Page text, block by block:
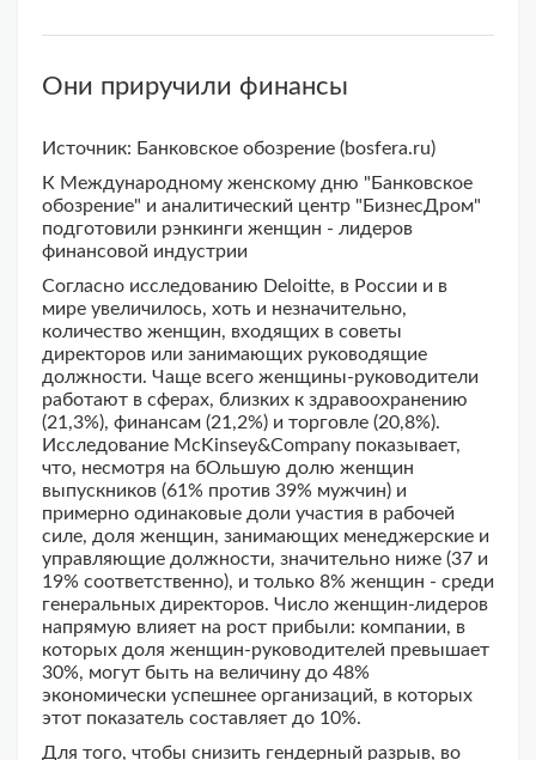
Они приручили финансы
Источник: Банковское обозрение (bosfera.ru)
К Международному женскому дню "Банковское
обозрение" и аналитический центр "БизнесДром"
подготовили рэнкинги женщин - лидеров
финансовой индустрии
Согласно исследованию Deloitte, в России и в
мире увеличилось, хоть и незначительно,
количество женщин, входящих в советы
директоров или занимающих руководящие
должности. Чаще всего женщины-руководители
работают в сферах, близких к здравоохранению
(21,3%), финансам (21,2%) и торговле (20,8%).
Исследование McKinsey&Company показывает,
что, несмотря на бОльшую долю женщин
выпускников (61% против 39% мужчин) и
примерно одинаковые доли участия в рабочей
силе, доля женщин, занимающих менеджерские и
управляющие должности, значительно ниже (37 и
19% соответственно), и только 8% женщин - среди
генеральных директоров. Число женщин-лидеров
напрямую влияет на рост прибыли: компании, в
которых доля женщин-руководителей превышает
30%, могут быть на величину до 48%
экономически успешнее организаций, в которых
этот показатель составляет до 10%.
Для того, чтобы снизить гендерный разрыв, во